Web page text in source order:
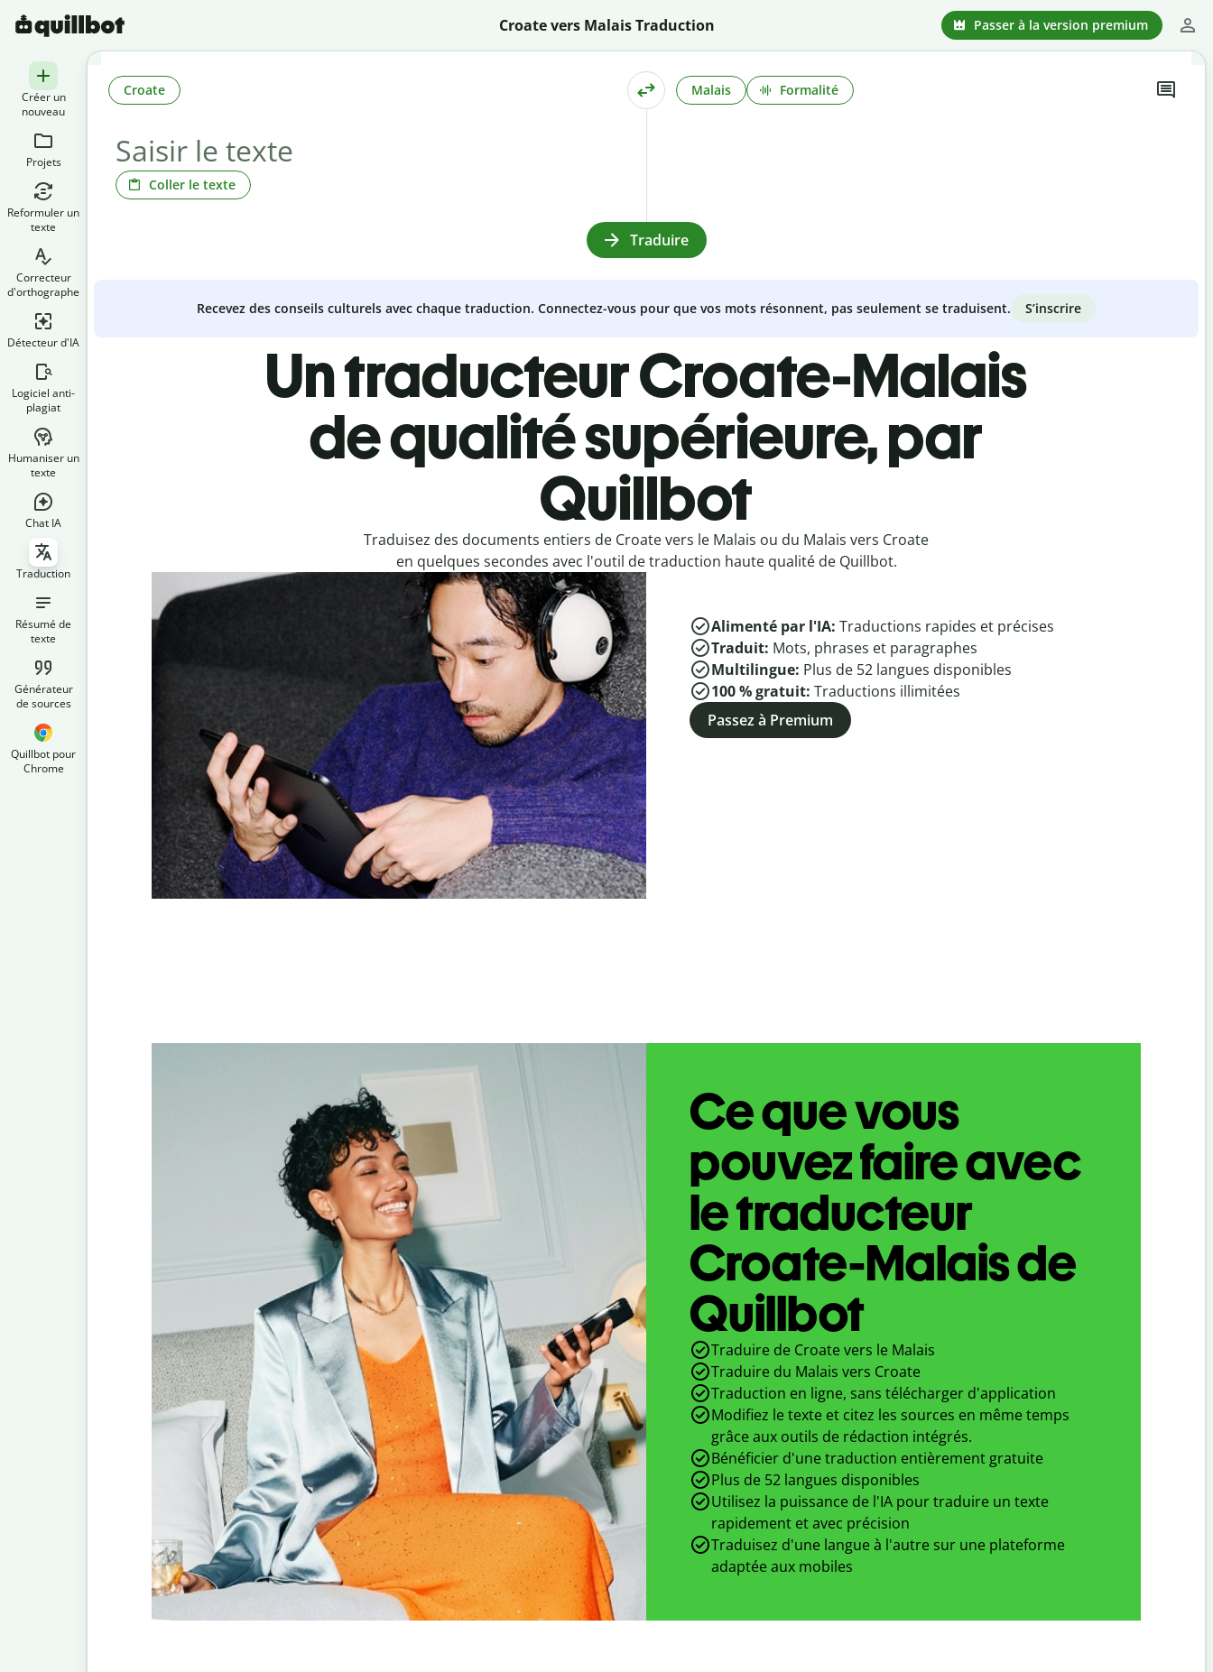
Croate vers Malais Traduction Passer à la version premium
Créer un
nouveau
Projets
Reformuler un
texte
Correcteur
d'orthographe
Détecteur d'IA
Logiciel anti-
plagiat
Humaniser un
texte
Chat IA
Traduction
Résumé de
texte
Générateur
de sources
Quillbot pour
Chrome
Coller le texte
Croate Malais Formalité
Traduire
Recevez des conseils culturels avec chaque traduction. Connectez-vous pour que vos mots résonnent, pas seulement se traduisent. S’inscrire
Un traducteur Croate-Malais
de qualité supérieure, par
Quillbot
Traduisez des documents entiers de Croate vers le Malais ou du Malais vers Croate
en quelques secondes avec l'outil de traduction haute qualité de Quillbot.
Alimenté par l'IA: Traductions rapides et précises
Traduit: Mots, phrases et paragraphes
Multilingue: Plus de 52 langues disponibles
100 % gratuit: Traductions illimitées
Passez à Premium
Ce que vous
pouvez faire avec
le traducteur
Croate-Malais de
Quillbot
Traduire de Croate vers le Malais
Traduire du Malais vers Croate
Traduction en ligne, sans télécharger d'application
Modifiez le texte et citez les sources en même temps
grâce aux outils de rédaction intégrés.
Bénéficier d'une traduction entièrement gratuite
Plus de 52 langues disponibles
Utilisez la puissance de l'IA pour traduire un texte
rapidement et avec précision
Traduisez d'une langue à l'autre sur une plateforme
adaptée aux mobiles